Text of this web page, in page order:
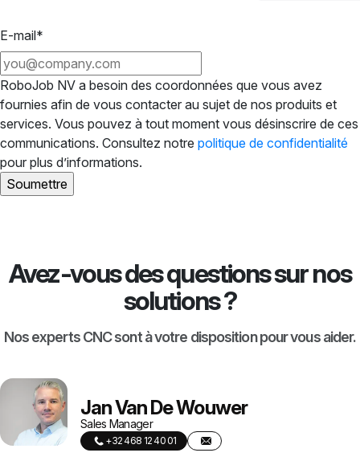
E-mail*
RoboJob NV a besoin des coordonnées que vous avez
fournies afin de vous contacter au sujet de nos produits et
services. Vous pouvez à tout moment vous désinscrire de ces
communications. Consultez notre politique de confidentialité
pour plus d’informations.
Avez-vous des questions sur nos
solutions ?
Nos experts CNC sont à votre disposition pour vous aider.
Jan Van De Wouwer
Sales Manager
+32 468 12 40 01